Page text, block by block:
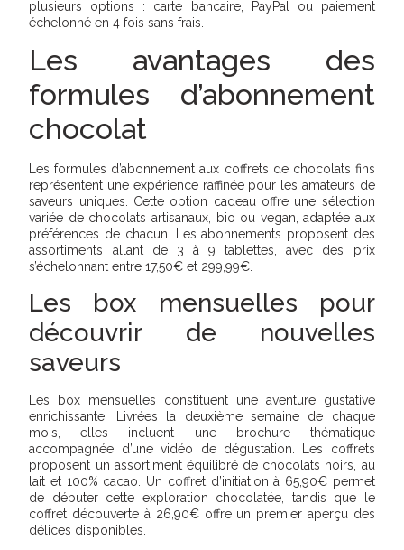
plusieurs options : carte bancaire, PayPal ou paiement
échelonné en 4 fois sans frais.
Les avantages des
formules d’abonnement
chocolat
Les formules d’abonnement aux coffrets de chocolats fins
représentent une expérience raffinée pour les amateurs de
saveurs uniques. Cette option cadeau offre une sélection
variée de chocolats artisanaux, bio ou vegan, adaptée aux
préférences de chacun. Les abonnements proposent des
assortiments allant de 3 à 9 tablettes, avec des prix
s’échelonnant entre 17,50€ et 299,99€.
Les box mensuelles pour
découvrir de nouvelles
saveurs
Les box mensuelles constituent une aventure gustative
enrichissante. Livrées la deuxième semaine de chaque
mois, elles incluent une brochure thématique
accompagnée d’une vidéo de dégustation. Les coffrets
proposent un assortiment équilibré de chocolats noirs, au
lait et 100% cacao. Un coffret d’initiation à 65,90€ permet
de débuter cette exploration chocolatée, tandis que le
coffret découverte à 26,90€ offre un premier aperçu des
délices disponibles.